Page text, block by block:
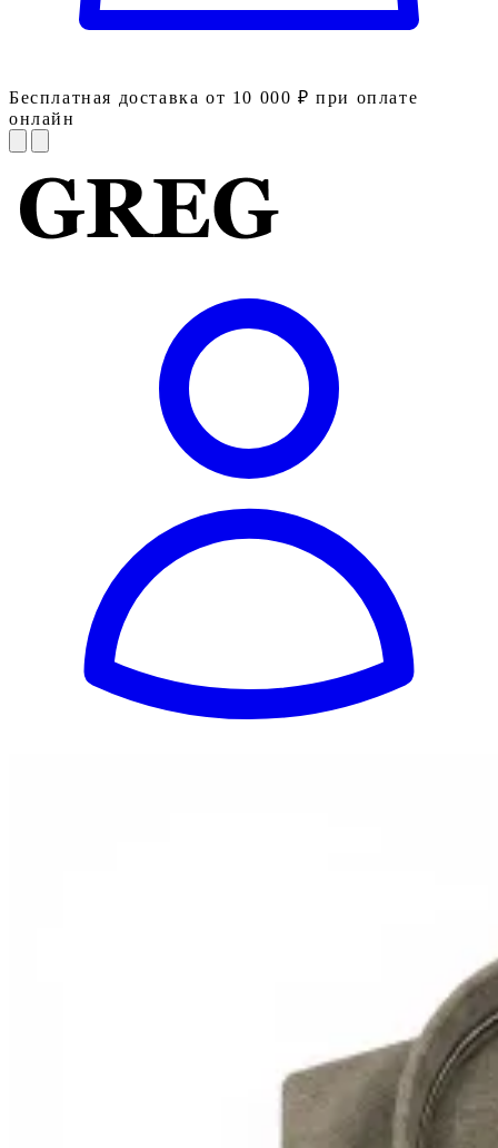
Бесплатная доставка от 10 000 ₽ при оплате
онлайн